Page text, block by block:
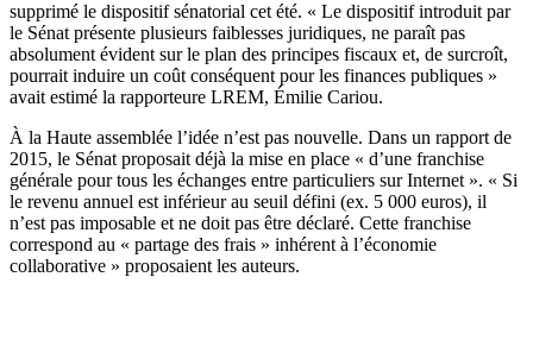
supprimé le dispositif sénatorial cet été. « Le dispositif introduit par
le Sénat présente plusieurs faiblesses juridiques, ne paraît pas
absolument évident sur le plan des principes fiscaux et, de surcroît,
pourrait induire un coût conséquent pour les finances publiques »
avait estimé la rapporteure LREM, Émilie Cariou.
À la Haute assemblée l’idée n’est pas nouvelle. Dans un rapport de
2015, le Sénat proposait déjà la mise en place « d’une franchise
générale pour tous les échanges entre particuliers sur Internet ». « Si
le revenu annuel est inférieur au seuil défini (ex. 5 000 euros), il
n’est pas imposable et ne doit pas être déclaré. Cette franchise
correspond au « partage des frais » inhérent à l’économie
collaborative » proposaient les auteurs.